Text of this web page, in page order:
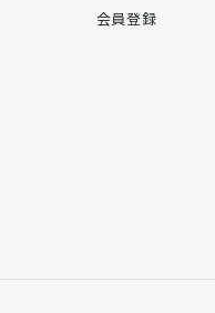
会員登録